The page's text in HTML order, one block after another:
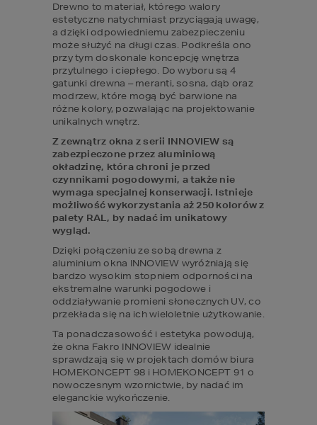
Drewno to materiał, którego walory
estetyczne natychmiast przyciągają uwagę,
a dzięki odpowiedniemu zabezpieczeniu
może służyć na długi czas. Podkreśla ono
przy tym doskonale koncepcję wnętrza
przytulnego i ciepłego. Do wyboru są 4
gatunki drewna – meranti, sosna, dąb oraz
modrzew, które mogą być barwione na
różne kolory, pozwalając na projektowanie
unikalnych wnętrz.
Z zewnątrz okna z serii INNOVIEW są
zabezpieczone przez aluminiową
okładzinę, która chroni je przed
czynnikami pogodowymi, a także nie
wymaga specjalnej konserwacji. Istnieje
możliwość wykorzystania aż 250 kolorów z
palety RAL, by nadać im unikatowy
wygląd.
Dzięki połączeniu ze sobą drewna z
aluminium okna INNOVIEW wyróżniają się
bardzo wysokim stopniem odporności na
ekstremalne warunki pogodowe i
oddziaływanie promieni słonecznych UV, co
przekłada się na ich wieloletnie użytkowanie.
Ta ponadczasowość i estetyka powodują,
że okna Fakro INNOVIEW idealnie
sprawdzają się w projektach domów biura
HOMEKONCEPT 98 i HOMEKONCEPT 91 o
nowoczesnym wzornictwie, by nadać im
eleganckie wykończenie.